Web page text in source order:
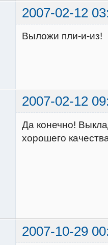
2007-02-12
Выложи пли-и-из!
2007-02-12
Да конечно!
хорошего
2007-10-29